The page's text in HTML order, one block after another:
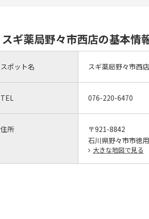
スギ薬局野々市西店の基本情
スポット名 スギ薬局野々市西店
TEL 076-220-6470
住所
〒921-8842
石川県野々市市徳
大きな地図で見る